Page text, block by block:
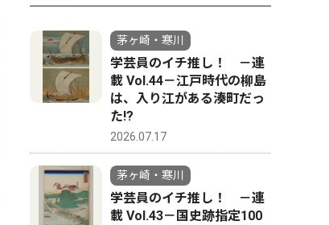
茅ヶ崎・寒川 2026.07.31
茅ヶ崎・寒川
学芸員のイチ推し！ －連
載 Vol.44－江戸時代の柳島
は、入り江がある湊町だっ
た!?
2026.07.17
茅ヶ崎・寒川
学芸員のイチ推し！ －連
載 Vol.43－国史跡指定100